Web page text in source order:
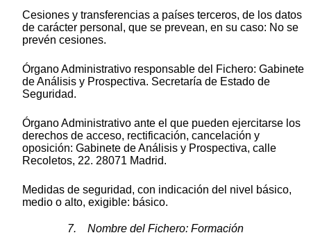
Cesiones y transferencias a países terceros, de los datos
de carácter personal, que se prevean, en su caso: No se
prevén cesiones.
Órgano Administrativo responsable del Fichero: Gabinete
de Análisis y Prospectiva. Secretaría de Estado de
Seguridad.
Órgano Administrativo ante el que pueden ejercitarse los
derechos de acceso, rectificación, cancelación y
oposición: Gabinete de Análisis y Prospectiva, calle
Recoletos, 22. 28071 Madrid.
Medidas de seguridad, con indicación del nivel básico,
medio o alto, exigible: básico.
7. Nombre del Fichero: Formación